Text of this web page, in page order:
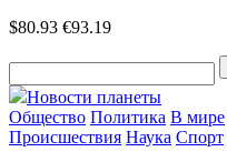
$80.93 €93.19
Новости планеты
Общество Политика В мире
Происшествия Наука Спорт